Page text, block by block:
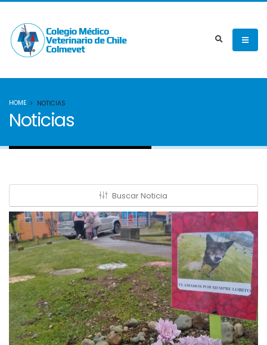
HOME NOTICIAS
Noticias
Buscar Noticia